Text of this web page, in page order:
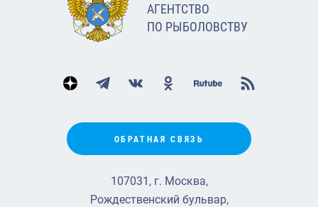
АГЕНТСТВО
ПО РЫБОЛОВСТВУ
ОБРАТНАЯ СВЯЗЬ
107031, г. Москва,
Рождественский бульвар,